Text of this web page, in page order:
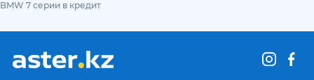
BMW 7 серии в кредит